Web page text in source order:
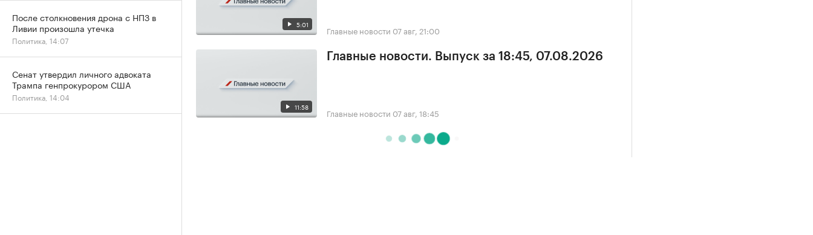
5:01 Главные новости 07 авг, 21:00
11:58
Главные новости. Выпуск за 18:45, 07.08.2026
Главные новости 07 авг, 18:45
После столкновения дрона с НПЗ в
Ливии произошла утечка
Политика, 14:07
Сенат утвердил личного адвоката
Трампа генпрокурором США
Политика, 14:04